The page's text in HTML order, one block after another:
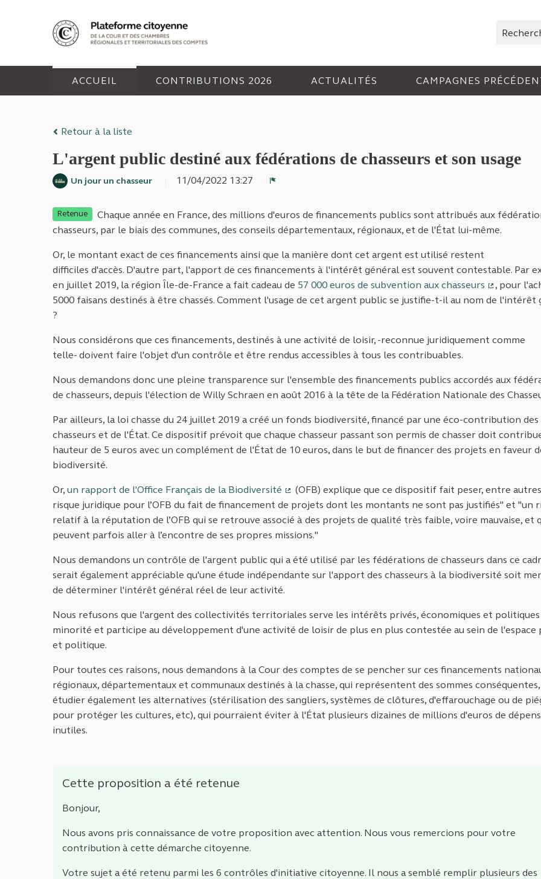
Rechercher
ACCUEIL CONTRIBUTIONS 2026 ACTUALITÉS CAMPAGNES
Retour à la liste
L'argent public destiné aux fédérations de chasseurs et son usage
Un jour un chasseur
11/04/2022 13:27
Retenue
Chaque année en France, des millions d'euros de financements publics sont attribués aux
chasseurs, par le biais des communes, des conseils départementaux, régionaux, et de l'État lui-même.
Or, le montant exact de ces financements ainsi que la manière dont cet argent est utilisé restent
difficiles d'accès. D'autre part, l'apport de ces financements à l'intérêt général est souvent contestable. Par
en juillet 2019, la région Île-de-France a fait cadeau de 57 000 euros de subvention aux chasseurs
(Lien
, pour
5000 faisans destinés à être chassés. Comment l'usage de cet argent public se justifie-t-il au nom de l'intérêt
?
Nous considérons que ces financements, destinés à une activité de loisir, -reconnue juridiquement comme
telle- doivent faire l'objet d'un contrôle et être rendus accessibles à tous les contribuables.
Nous demandons donc une pleine transparence sur l'ensemble des financements publics accordés aux
de chasseurs, depuis l'élection de Willy Schraen en août 2016 à la tête de la Fédération Nationale des
Par ailleurs, la loi chasse du 24 juillet 2019 a créé un fonds biodiversité, financé par une éco-contribution des
chasseurs et de l'État. Ce dispositif prévoit que chaque chasseur passant son permis de chasser doit
hauteur de 5 euros avec un complément de l'État de 10 euros, dans le but de financer des projets en faveur
biodiversité.
Or, un rapport de l'Office Français de la Biodiversité
(Lien externe)
(OFB) explique que ce dispositif fait peser, entre
risque juridique pour l’OFB du fait de financement de projets dont les montants ne sont pas justifiés" et "un
relatif à la réputation de l’OFB qui se retrouve associé à des projets de qualité très faible, voire mauvaise, et
peuvent parfois aller à l’encontre de ses propres missions."
Nous demandons un contrôle de l'argent public qui a été utilisé par les fédérations de chasseurs dans ce
serait également appréciable qu'une étude indépendante sur l'apport des chasseurs à la biodiversité soit
de déterminer l'intérêt général réel de leur activité.
Nous refusons que l'argent des collectivités territoriales serve les intérêts privés, économiques et politiques
minorité et participe au développement d'une activité de loisir de plus en plus contestée au sein de l'espace
et politique.
Pour toutes ces raisons, nous demandons à la Cour des comptes de se pencher sur ces financements
régionaux, départementaux et communaux destinés à la chasse, qui représentent des sommes
étudier également les alternatives (stérilisation des sangliers, systèmes de clôtures, d'effarouchage ou de
pour protéger les cultures, etc), qui pourraient éviter à l'État plusieurs dizaines de millions d'euros de
inutiles.
Cette proposition a été retenue
Bonjour,
Nous avons pris connaissance de votre proposition avec attention. Nous vous remercions pour votre
contribution à cette démarche citoyenne.
Votre sujet a été retenu parmi les 6 contrôles d'initiative citoyenne. Il nous a semblé remplir plusieurs des